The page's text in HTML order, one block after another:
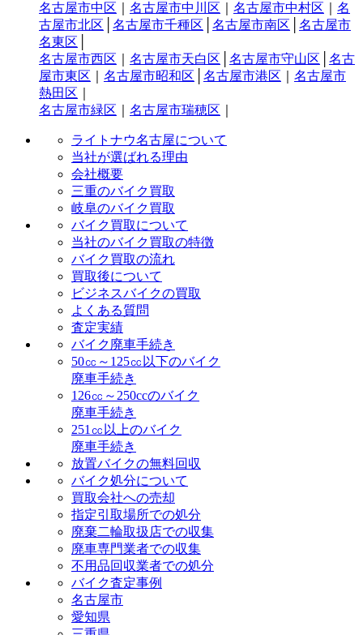
名古屋市中区
名古屋市中川区 名古屋市中村区
名
古屋市北区
名古屋市千種区 名古屋市南区
名古屋市
名東区
名古屋市西区
名古屋市天白区 名古屋市守山区
名古
屋市東区
名古屋市昭和区 名古屋市港区
名古屋市
熱田区
名古屋市緑区
名古屋市瑞穂区
ライトナウ名古屋について
当社が選ばれる理由
会社概要
三重のバイク買取
岐阜のバイク買取
バイク買取について
当社のバイク買取の特徴
バイク買取の流れ
買取後について
ビジネスバイクの買取
よくある質問
査定実績
バイク廃車手続き
50㏄～125㏄以下のバイク
廃車手続き
126㏄～250ccのバイク
廃車手続き
251㏄以上のバイク
廃車手続き
放置バイクの無料回収
バイク処分について
買取会社への売却
指定引取場所での処分
廃棄二輪取扱店での収集
廃車専門業者での収集
不用品回収業者での処分
バイク査定事例
名古屋市
愛知県